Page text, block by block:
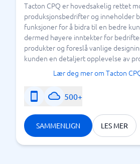
Tacton CPQ er hovedsakelig rettet
produksjonsbedrifter og inneholder
funksjoner for å bidra til en bedre
dermed høyere inntekter for
produkter og foreslå vanlige
kunden en detaljert opplevelse av
Lær deg mer om Tacton
500+
SAMMENLIGN LES MER